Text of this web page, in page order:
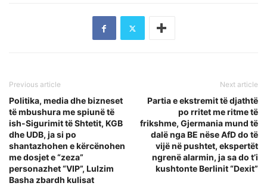
Previous article
Politika, media dhe bizneset
të mbushura me spiunë të
ish-Sigurimit të Shtetit, KGB
dhe UDB, ja si po
shantazhohen e kërcënohen
me dosjet e “zeza”
personazhet “VIP”, Lulzim
Basha zbardh kulisat
Next article
Partia e ekstremit të djathtë
po rritet me ritme të
frikshme, Gjermania mund të
dalë nga BE nëse AfD do të
vijë në pushtet, ekspertët
ngrenë alarmin, ja sa do t’i
kushtonte Berlinit “Dexit”